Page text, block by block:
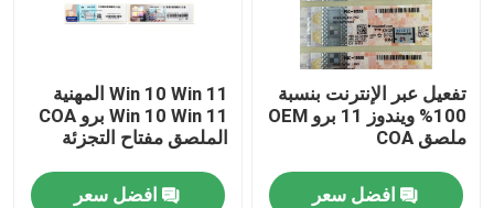
تفعيل عبر الإنترنت بنسبة
100% ويندوز 11 برو OEM
ملصق COA
افضل سعر
Win 10 Win 11 المهنية
Win 10 Win 11 برو COA
الملصق مفتاح التجزئة
افضل سعر